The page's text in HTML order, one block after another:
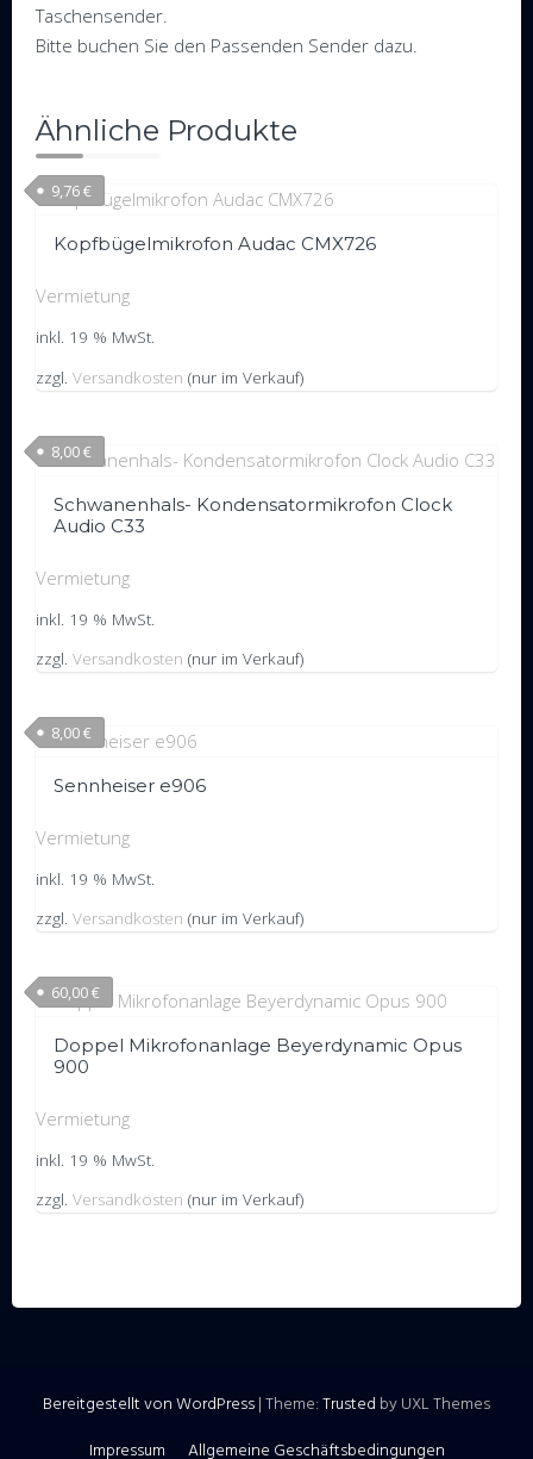
Taschensender.
Bitte buchen Sie den Passenden Sender dazu.
Ähnliche Produkte
Kopfbügelmikrofon Audac CMX726
9,76€
Vermietung
inkl. 19 % MwSt.
zzgl. Versandkosten (nur im Verkauf)
Schwanenhals- Kondensatormikrofon Clock
Audio C33
8,00€
Vermietung
inkl. 19 % MwSt.
zzgl. Versandkosten (nur im Verkauf)
Sennheiser e906
8,00€
Vermietung
inkl. 19 % MwSt.
zzgl. Versandkosten (nur im Verkauf)
Doppel Mikrofonanlage Beyerdynamic Opus
900
60,00€
Vermietung
inkl. 19 % MwSt.
zzgl. Versandkosten (nur im Verkauf)
Bereitgestellt von WordPress|Theme:Trusted by UXL Themes
Impressum
Allgemeine Geschäftsbedingungen